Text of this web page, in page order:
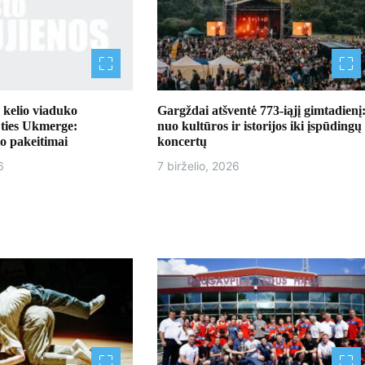
kelio viaduko
Ukmerge:
pakeitimai
Gargždai atšventė 773-iąjį gimtadienį:
nuo kultūros ir istorijos iki įspūdingų
koncertų
7 birželio, 2026